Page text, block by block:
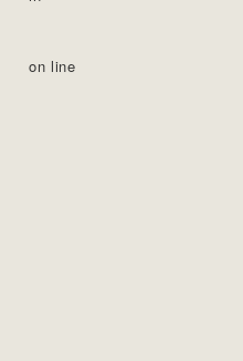
on line